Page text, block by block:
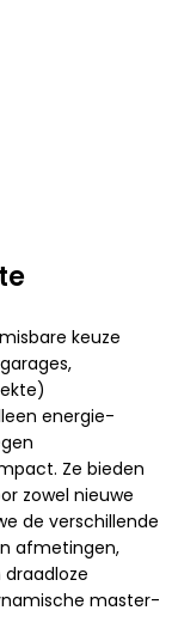
keuze
energie-
Ze bieden
zowel nieuwe
de verschillende
afmetingen,
draadloze
master-